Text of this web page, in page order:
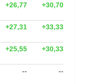
+26,77 +30,70
+27,31 +33,33
+25,55 +30,33
-- --